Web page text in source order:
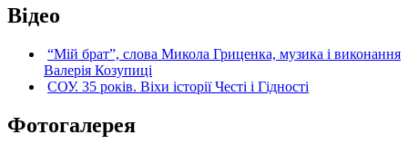
Відео
“Мій брат”, слова Микола Гриценка, музика і виконання
Валерія Козупиці
СОУ. 35 років. Віхи історії Честі і Гідності
Фотогалерея